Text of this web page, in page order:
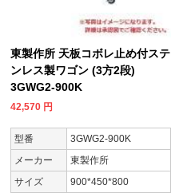
東製作所 天板コボレ止め付ステ
ンレス製ワゴン (3方2段)
3GWG2-900K
42,570 円
型番
3GWG2-900K
メーカー
東製作所
サイズ
900*450*800